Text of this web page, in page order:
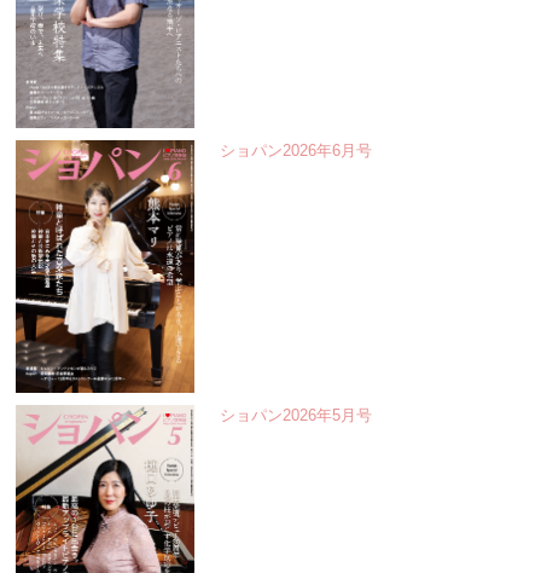
ショパン2026年6月号
ショパン2026年5月号